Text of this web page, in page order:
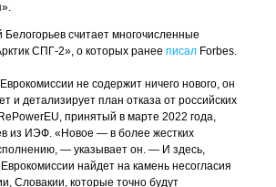
считает многочисленные
СПГ-2», о которых ранее писал Forbes.
не содержит ничего нового, он
и детализирует план отказа от российских
принятый в марте 2022 года,
из ИЭФ. «Новое — в более жестких
— указывает он. — И здесь,
Еврокомиссии найдет на камень несогласия
Словакии, которые точно будут